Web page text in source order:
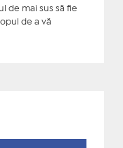
de mai sus să fie
de a vă